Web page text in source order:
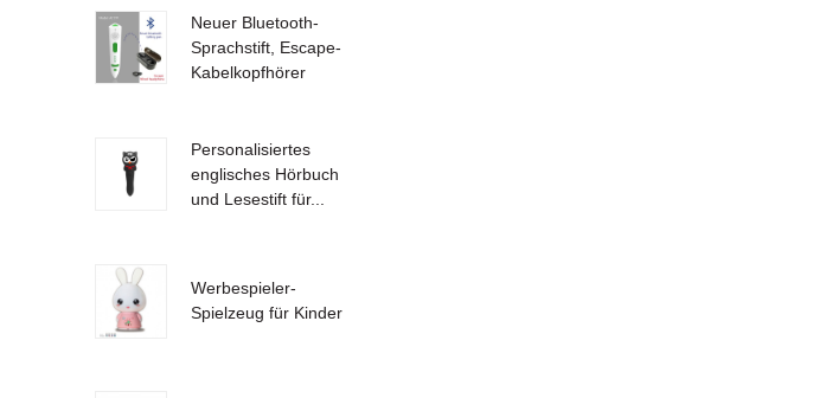
Neuer Bluetooth-
Sprachstift, Escape-
Kabelkopfhörer
Personalisiertes
englisches Hörbuch
und Lesestift für...
Werbespieler-
Spielzeug für Kinder